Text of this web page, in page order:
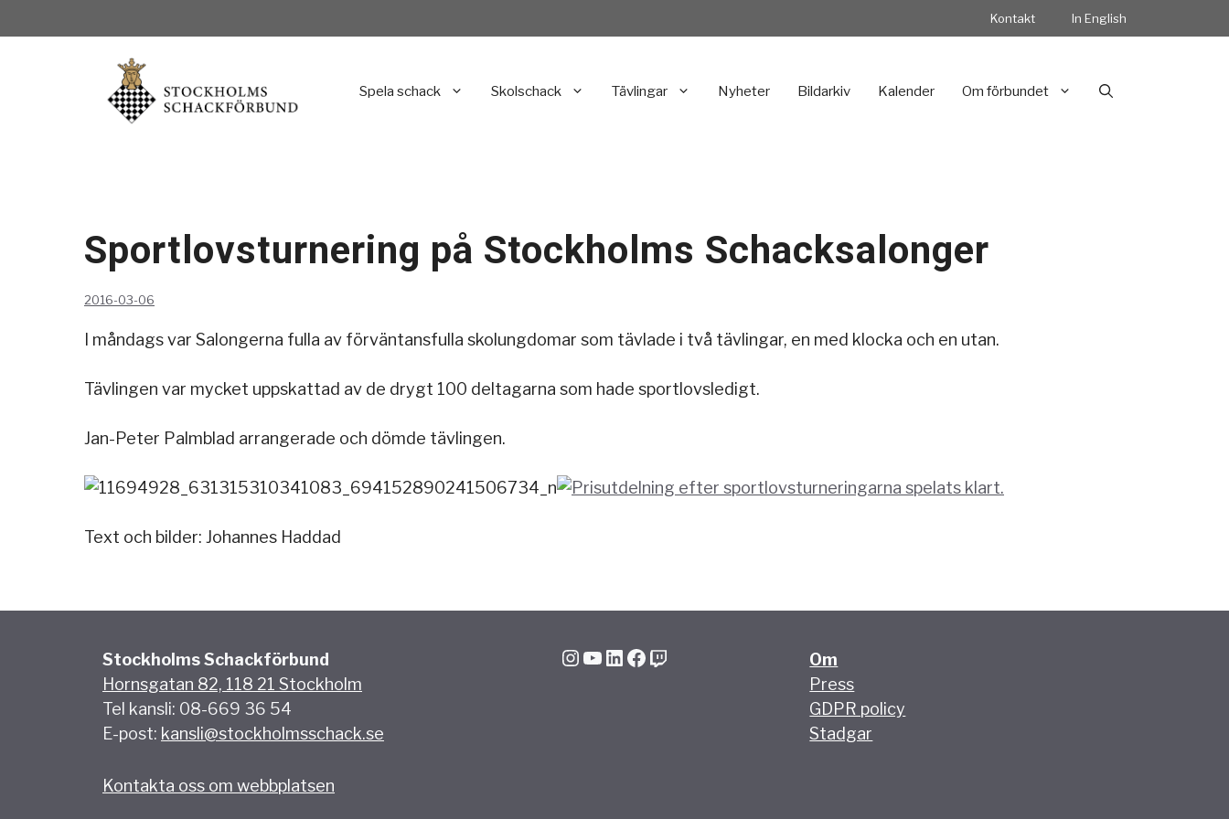
till
Kontakt In English
Spela schack Skolschack Tävlingar Nyheter Bildarkiv Kalender Om förbundet
Sportlovsturnering på Stockholms Schacksalonger
2016-03-06
I måndags var Salongerna fulla av förväntansfulla skolungdomar som tävlade i två tävlingar, en med klocka och en utan.
Tävlingen var mycket uppskattad av de drygt 100 deltagarna som hade sportlovsledigt.
Jan-Peter Palmblad arrangerade och dömde tävlingen.
Text och bilder: Johannes Haddad
Stockholms Schackförbund
Hornsgatan 82, 118 21 Stockholm
Tel kansli: 08-669 36 54
E-post: kansli@stockholmsschack.se
Kontakta oss om webbplatsen
InstagramYouTube LinkedIn Facebook Twitch
Om
Press
GDPR policy
Stadgar